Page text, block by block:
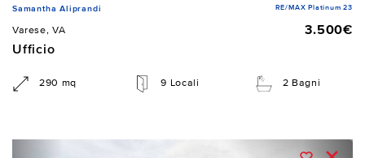
Samantha Aliprandi RE/MAX Platinum 23
Varese, VA
3.500€
Ufficio
290 mq 9 Locali 2 Bagni